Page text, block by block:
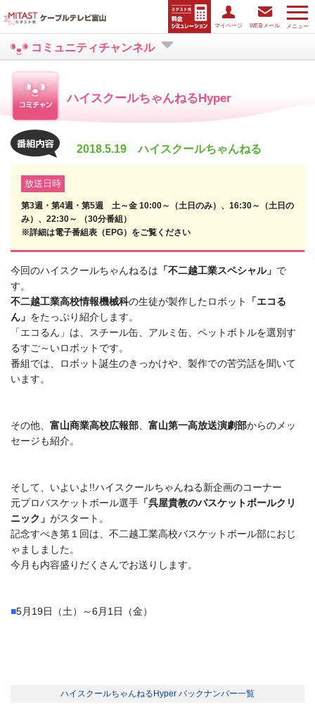
メニュー
マイページ WEBメール
コミュニティチャンネル
ハイスクールちゃんねるHyper
2018.5.19 ハイスクールちゃんねる
放送日時
第3週・第4週・第5週 土～金 10:00～（土日のみ）、16:30～（土日の
み）、22:30～ （30分番組）
※詳細は電子番組表（EPG）をご覧ください
今回のハイスクールちゃんねるは 「不二越工業スペシャル」 で
す。
不二越工業高校情報機械科の生徒が製作したロボット
「エコる
ん」 をたっぷり紹介します。
「エコるん」は、スチール缶、アルミ缶、ペットボトルを選別す
るすご～いロボットです。
番組では、ロボット誕生のきっかけや、製作での苦労話を聞いて
います。
その他、 富山商業高校広報部 富山第一高放送演劇部からのメッ
セージも紹介。
そして、いよいよ!!ハイスクールちゃんねる新企画のコーナー
元プロバスケットボール選手 「呉屋貴教のバスケットボールクリ
ニック」 がスタート。
記念すべき第１回は、不二越工業高校バスケットボール部におじ
ゃましました。
今月も内容盛りだくさんでお送りします。
■5月19日（土）～6月1日（金）
ハイスクールちゃんねるHyper バックナンバー一覧